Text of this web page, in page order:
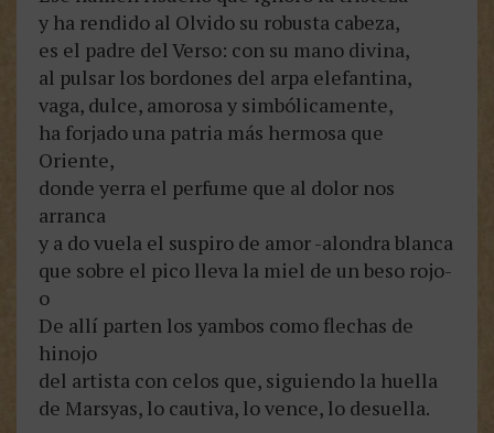
y ha rendido al Olvido su robusta cabeza,
es el padre del Verso: con su mano divina,
al pulsar los bordones del arpa elefantina,
vaga, dulce, amorosa y simbólicamente,
ha forjado una patria más hermosa que
Oriente,
donde yerra el perfume que al dolor nos
arranca
y a do vuela el suspiro de amor -alondra blanca
que sobre el pico lleva la miel de un beso rojo-
o
De allí parten los yambos como flechas de
hinojo
del artista con celos que, siguiendo la huella
de Marsyas, lo cautiva, lo vence, lo desuella.